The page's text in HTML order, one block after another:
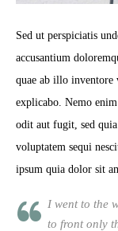
Sed ut perspiciatis
accusantium
quae ab illo inventore
explicabo. Nemo
odit aut fugit, sed
voluptatem sequi
ipsum quia dolor sit
I went to the
to front only